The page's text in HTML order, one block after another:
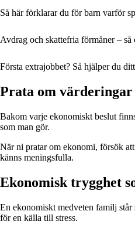
Så här förklarar du för barn varför
Avdrag och skattefria förmåner –
Första extrajobbet? Så hjälper du
Prata om
Bakom varje ekonomiskt beslut
som man gör.
När ni pratar om ekonomi, försök
känns meningsfulla.
Ekonomisk trygghet
En ekonomiskt medveten familj
för en källa till stress.